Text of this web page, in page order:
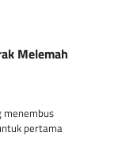
Melemah
menembus
pertama